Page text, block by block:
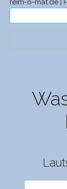
reim-o-mat.de |